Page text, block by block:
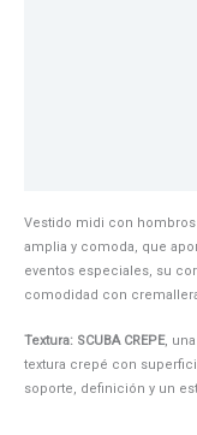
Vestido midi con
amplia y comoda, que
eventos especiales, su
comodidad con
Textura: SCUBA CREPE,
textura crepé con
soporte, definición y un